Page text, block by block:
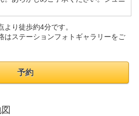
り徒歩約4分です。
はステーションフォトギャラリーをご
予約